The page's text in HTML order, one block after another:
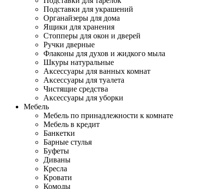
Подставки для украшений
Органайзеры для дома
Ящики для хранения
Стопперы для окон и дверей
Ручки дверные
Флаконы для духов и жидкого мыла
Шкуры натуральные
Аксессуары для ванных комнат
Аксессуары для туалета
Чистящие средства
Аксессуары для уборки
Мебель
Мебель по принадлежности к комнате
Мебель в кредит
Банкетки
Барные стулья
Буфеты
Диваны
Кресла
Кровати
Комоды